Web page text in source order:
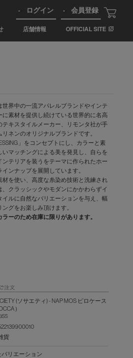
店舗情報 OFFICIAL SITE
ログイン 会員登録
世界中の一流アパレルブランドやインテ
に素材を提供し続けている世界的に名高
テキスタイルメーカー、リモンタ社が手
リネンのオリジナルブランドです。
」をコンセプトにし、カラーと素
いマッチングによる美を発見し、自らを
ンテリアを装うをテーマに作られたホー
インナップを展開しています。
材を使い、高度な糸染め技術と洗練され
、クラッシックやモダンにかかわらずイ
イルに自然なバリエーションを与え、幅
グをお楽しみ頂けます。
ーのため在庫に限りがあります。
(ソサエティ) - NAP MOS ピロケース
）
貨
リエーション